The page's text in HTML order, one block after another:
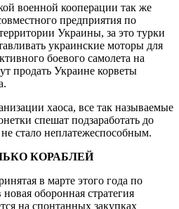
военной кооперации так же
предприятия по
Украины, за это турки
украинские моторы для
боевого самолета на
продать Украине корветы
хаоса, все так называемые
спешат подзаработать до
стало неплатежеспособным.
КОРАБЛЕЙ
в марте этого года по
оборонная стратегия
на спонтанных закупках